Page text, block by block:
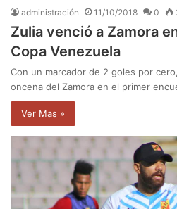
administración 11/10/2018 0
Zulia venció a Zamora
Copa Venezuela
Con un marcador de 2 goles por
oncena del Zamora en el primer
Ver Mas »